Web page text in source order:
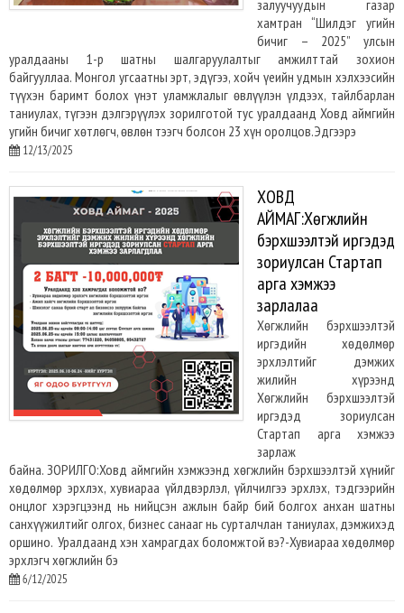
залуучуудын газар
хамтран “Шилдэг угийн
бичиг – 2025” улсын
уралдааны 1-р шатны шалгаруулалтыг амжилттай зохион
байгууллаа. Монгол угсаатны эрт, эдүгээ, хойч үеийн удмын хэлхээсийн
түүхэн баримт болох үнэт уламжлалыг өвлүүлэн үлдээх, тайлбарлан
таниулах, түгээн дэлгэрүүлэх зорилготой тус уралдаанд Ховд аймгийн
угийн бичиг хөтлөгч, өвлөн тээгч болсон 23 хүн оролцов.Эдгээрэ
12/13/2025
ХОВД
АЙМАГ:Хөгжлийн
бэрхшээлтэй иргэдэд
зориулсан Стартап
арга хэмжээ
зарлалаа
Хөгжлийн бэрхшээлтэй
иргэдийн хөдөлмөр
эрхлэлтийг дэмжих
жилийн хүрээнд
Хөгжлийн бэрхшээлтэй
иргэдэд зориулсан
Стартап арга хэмжээ
зарлаж
байна. ЗОРИЛГО:Ховд аймгийн хэмжээнд хөгжлийн бэрхшээлтэй хүнийг
хөдөлмөр эрхлэх, хувиараа үйлдвэрлэл, үйлчилгээ эрхлэх, тэдгээрийн
онцлог хэрэгцээнд нь нийцсэн ажлын байр бий болгох анхан шатны
санхүүжилтийг олгох, бизнес санааг нь сурталчлан таниулах, дэмжихэд
оршино. Уралдаанд хэн хамрагдах боломжтой вэ?-Хувиараа хөдөлмөр
эрхлэгч хөгжлийн бэ
6/12/2025